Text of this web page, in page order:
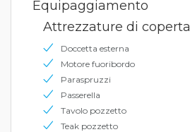
Equipaggiamento
Attrezzature di coperta
Doccetta esterna
Motore fuoribordo
Paraspruzzi
Passerella
Tavolo pozzetto
Teak pozzetto